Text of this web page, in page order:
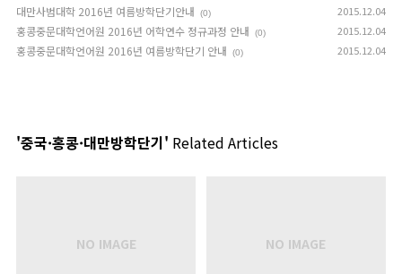
대만사범대학 2016년 여름방학단기안내 (0) 2015.12.04
홍콩중문대학언어원 2016년 어학연수 정규과정 안내 (0) 2015.12.04
홍콩중문대학언어원 2016년 여름방학단기 안내 (0) 2015.12.04
'중국·홍콩·대만방학단기' Related Articles